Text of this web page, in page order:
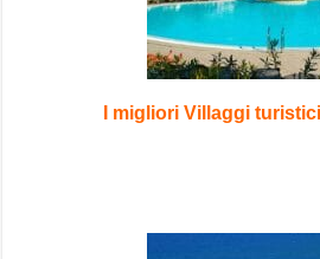
I migliori Villaggi